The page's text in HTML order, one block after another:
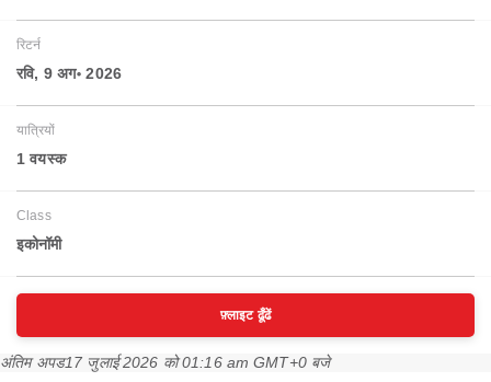
रिटर्न
रवि, 9 अग॰ 2026
यात्रियों
1 वयस्‍क
Class
इकोनॉमी
फ़्लाइट ढूँढें
अंतिम अपड17 जुलाई 2026 को 01:16 am GMT+0 बजे